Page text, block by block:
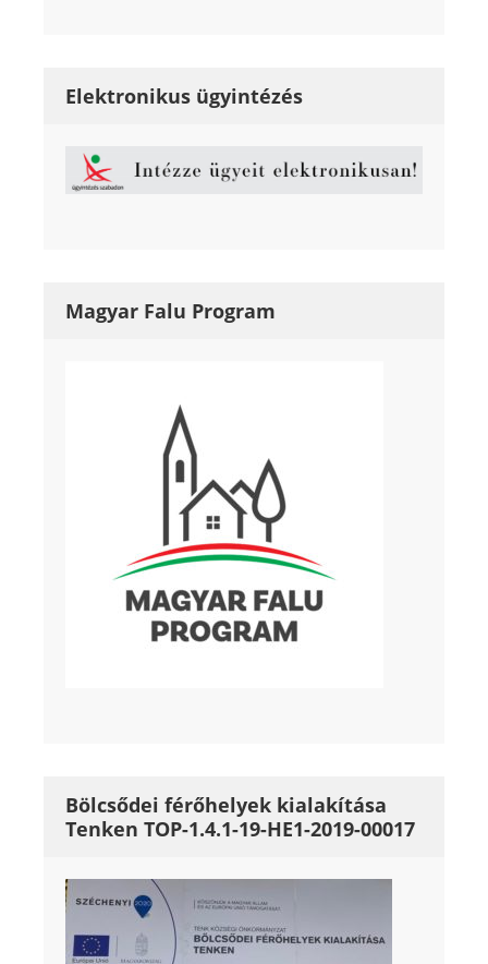
Elektronikus ügyintézés
Magyar Falu Program
Bölcsődei férőhelyek kialakítása
Tenken TOP-1.4.1-19-HE1-2019-00017